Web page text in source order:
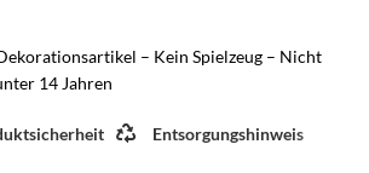
– Kein Spielzeug – Nicht
14 Jahren
Entsorgungshinweis